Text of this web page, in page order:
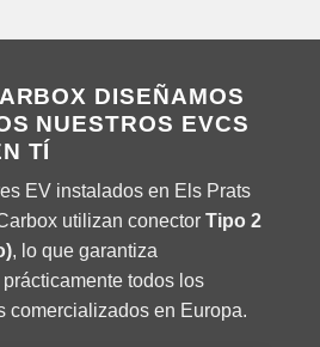
DISEÑAMOS
NUESTROS EVCS
TÍ
EV instalados en Els Prats
utilizan conector Tipo 2
, lo que garantiza
todos los
comercializados en Europa.